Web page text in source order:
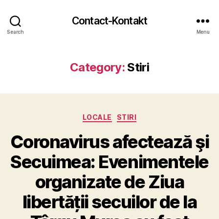
Search
Contact-Kontakt
Menu
Category: Stiri
Categories
LOCALE STIRI
Coronavirus afectează şi
Secuimea: Evenimentele
organizate de Ziua
libertății secuilor de la